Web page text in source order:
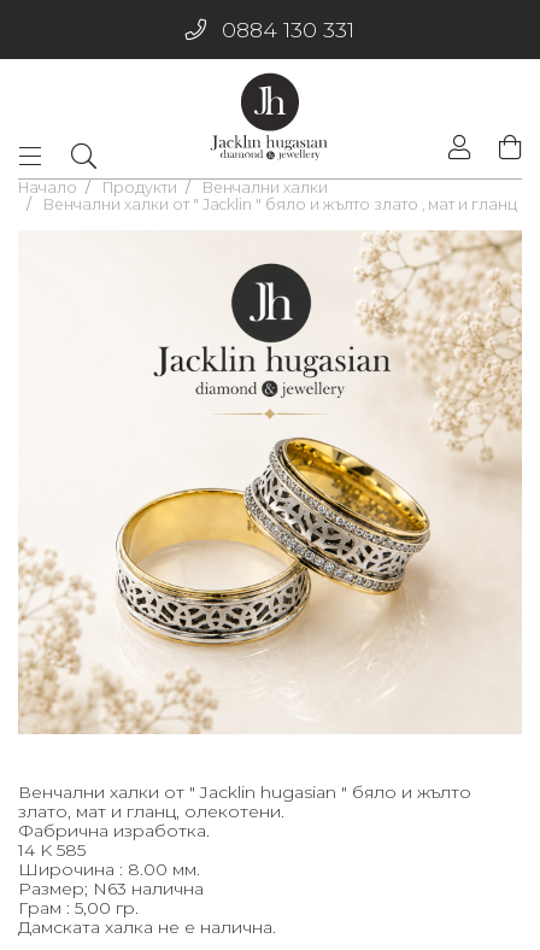
0884 130 331
Начало Продукти
Венчални халки
Венчални халки от " Jacklin " бяло и жълто злато , мат и гланц
Венчални халки от " Jacklin hugasian " бяло и жълто
злато, мат и гланц, олекотени.
Фабрична изработка.
14 K 585
Широчина : 8.00 мм.
Размер; N63 налична
Грам : 5,00 гр.
Дамската халка не е налична.